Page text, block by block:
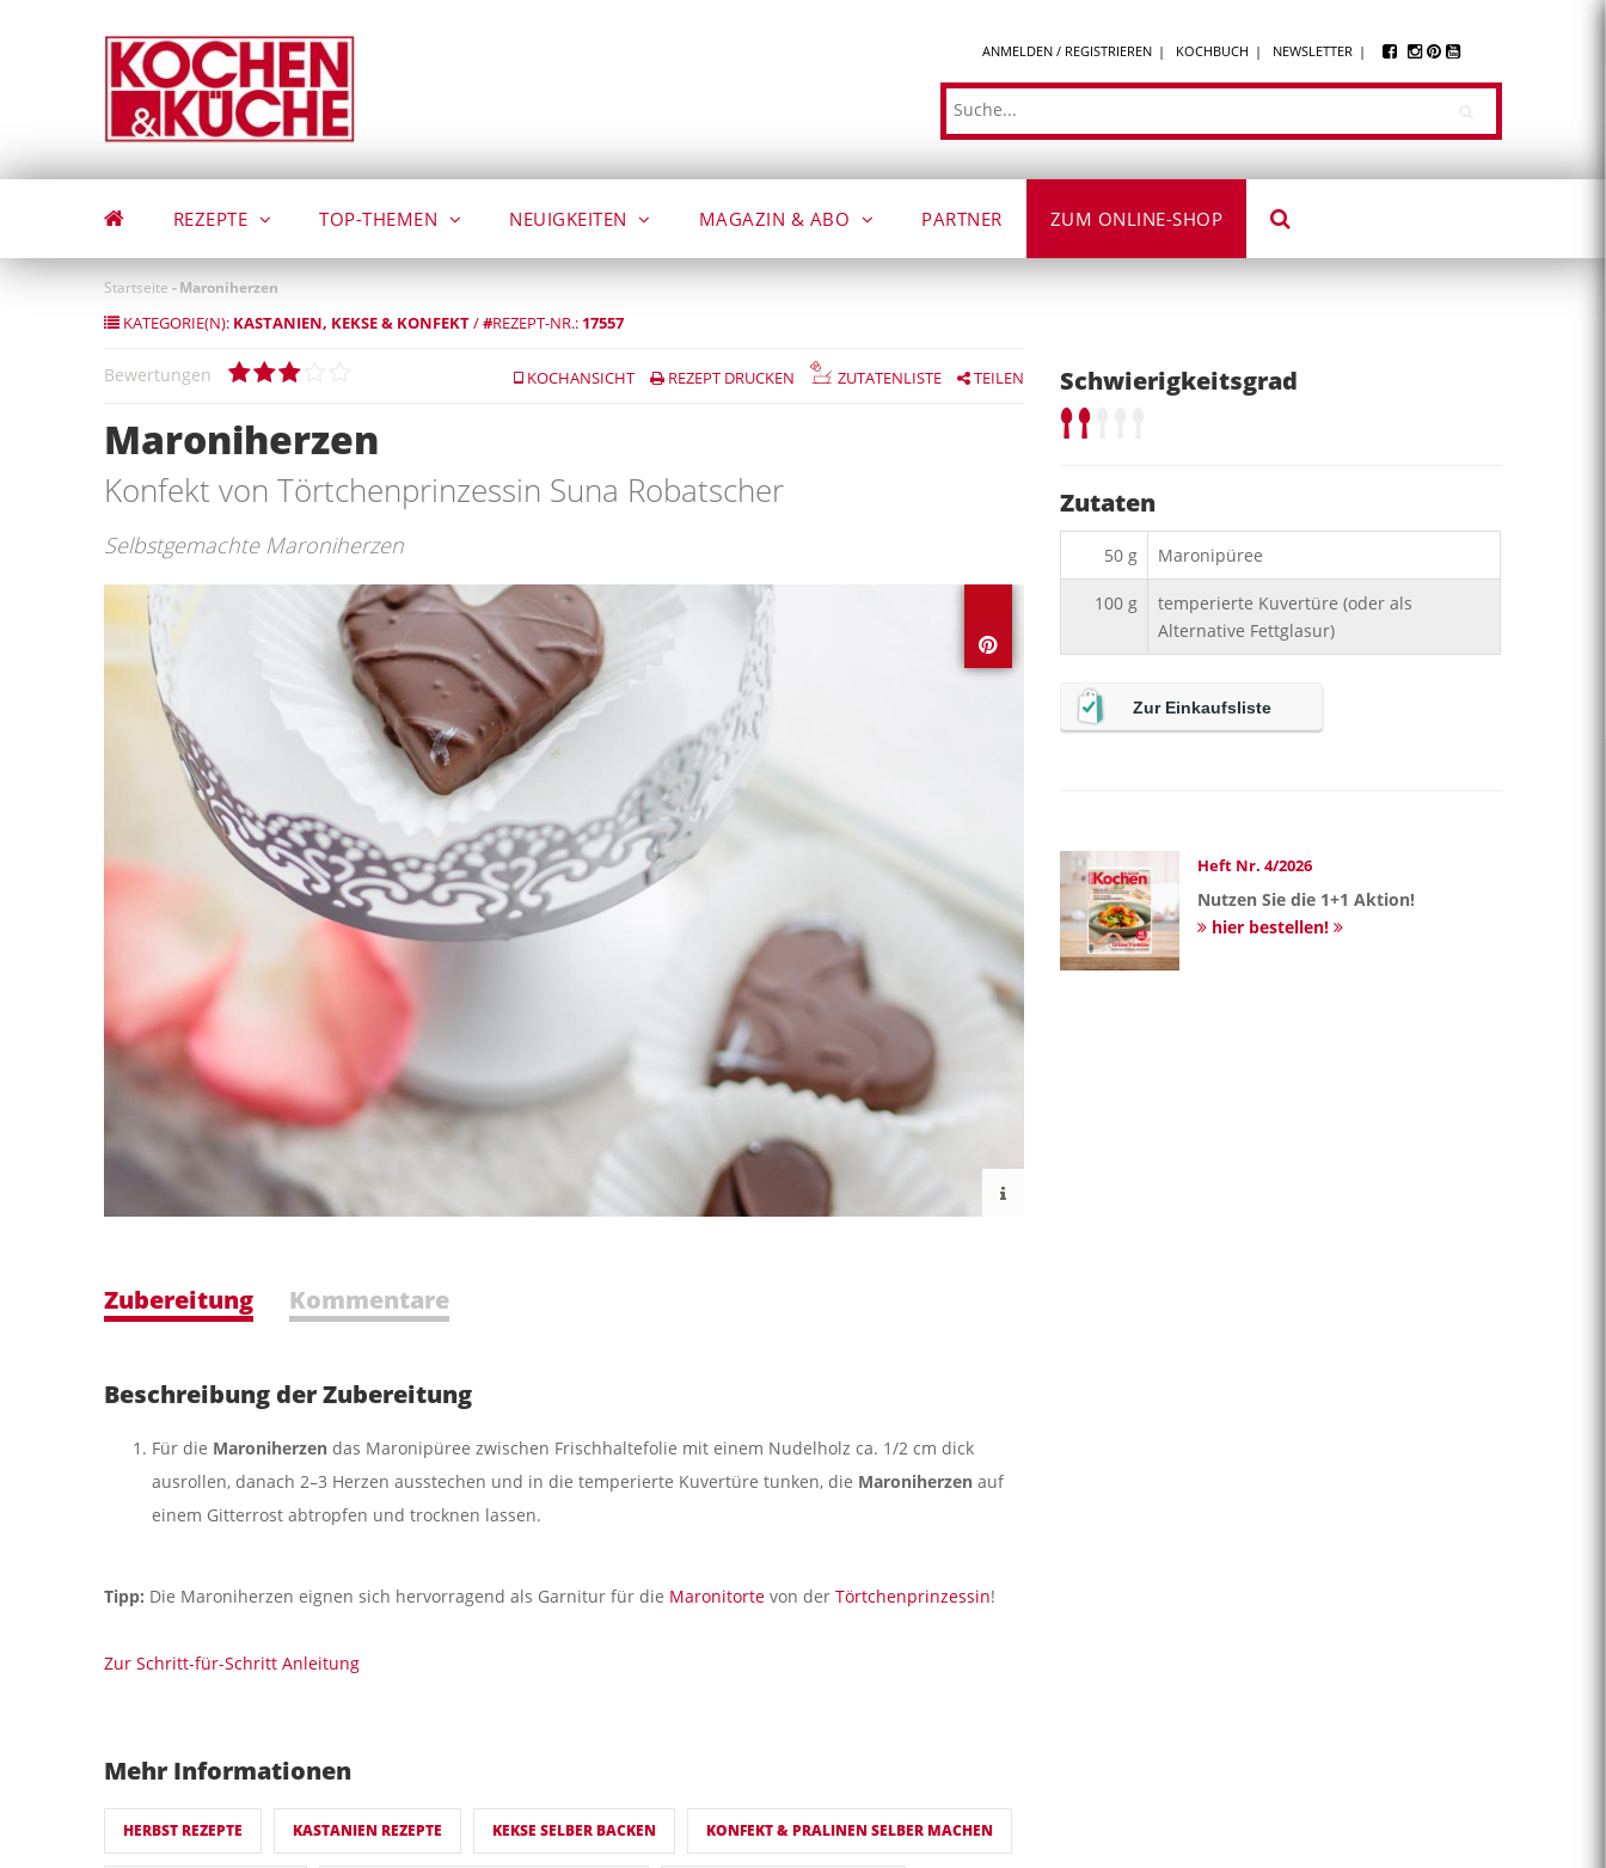
ANMELDEN / REGISTRIEREN KOCHBUCH NEWSLETTER
Suche
REZEPTE TOP-THEMEN NEUIGKEITEN MAGAZIN & ABO PARTNER ZUM ONLINE-SHOP
Startseite -Maroniherzen
KATEGORIE(N): KASTANIEN KEKSE & KONFEKT/#REZEPT-NR.: 17557
Bewertungen KOCHANSICHT REZEPT DRUCKEN ZUTATENLISTE TEILEN
Maroniherzen
Konfekt von Törtchenprinzessin Suna Robatscher
Selbstgemachte Maroniherzen
Zubereitung Kommentare
Beschreibung der Zubereitung
Für die Maroniherzen das Maronipüree zwischen Frischhaltefolie mit einem Nudelholz ca. 1/2 cm dick
ausrollen, danach 2–3 Herzen ausstechen und in die temperierte Kuvertüre tunken, die Maroniherzen auf
einem Gitterrost abtropfen und trocknen lassen.
Tipp: Die Maroniherzen eignen sich hervorragend als Garnitur für die Maronitorte von der Törtchenprinzessin!
Zur Schritt-für-Schritt Anleitung
Mehr Informationen
HERBST REZEPTE KASTANIEN REZEPTE KEKSE SELBER BACKEN KONFEKT & PRALINEN SELBER MACHEN
Schwierigkeitsgrad
Zutaten
50 g Maronipüree
100 g
temperierte Kuvertüre (oder als
Alternative Fettglasur)
Zur Einkaufsliste
Heft Nr. 4/2026
Nutzen Sie die 1+1 Aktion!
hier bestellen!